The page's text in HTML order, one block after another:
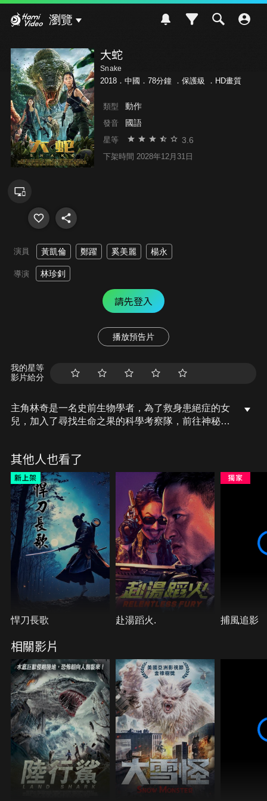
瀏覽
大蛇
Snake
2018．中國．78分鐘 ． 保護級 ．HD畫質
類型 動作
發音 國語
星等 3.6
下架時間 2028年12月31日
演員 黃凱倫 鄭躍 奚美麗 楊永
導演 林珍釗
請先登入
播放預告片
我的星等
影片給分
主角林奇是一名史前生物學者，為了救身患絕症的女
兒，加入了尋找生命之果的科學考察隊，前往神秘危
大的危險，則是在迷霧深處中一隻蠢蠢欲動的巨怪。
其他人也看了
悍刀長歌 赴湯蹈火. 捕風追影
相關影片